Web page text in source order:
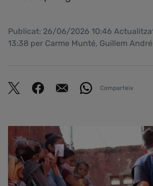
Publicat: 26/06/2026 10:46
13:38 per Carme Munté, Guillem
Comparteix